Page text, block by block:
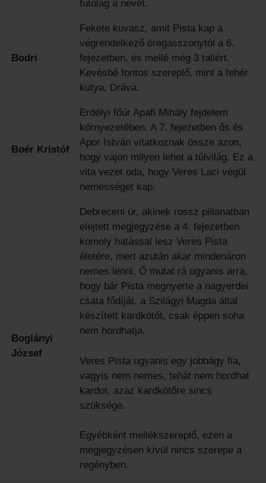
futólag a nevét.
Bodri
Fekete kuvasz, amit Pista kap a
végrendelkező öregasszonytól a 6.
fejezetben, és mellé még 3 tallért.
Kevésbé fontos szereplő, mint a fehér
kutya, Dráva.
Boér Kristóf
Erdélyi főúr Apafi Mihály fejdelem
környezetében. A 7. fejezetben ős és
Apor István vitatkoznak össze azon,
hogy vajon milyen lehet a túlvilág. Ez a
vita vezet oda, hogy Veres Laci végül
nemességet kap.
Boglányi
József
Debreceni úr, akinek rossz pillanatban
elejtett megjegyzése a 4. fejezetben
komoly hatással lesz Veres Pista
életére, mert azután akar mindenáron
nemes lenni. Ő mutat rá ugyanis arra,
hogy bár Pista megnyerte a nagyerdei
csata fődíját, a Szilágyi Magda által
készített kardkötőt, csak éppen soha
nem hordhatja.
Veres Pista ugyanis egy jobbágy fia,
vagyis nem nemes, tehát nem hordhat
kardot, azaz kardkötőre sincs
szüksége.
Egyébként mellékszereplő, ezen a
megjegyzésen kívül nincs szerepe a
regényben.